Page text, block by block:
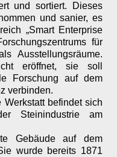
und sortiert. Dieses
und sanier, es
„Smart Enterprise
für
Ausstellungsräume.
eröffnet, sie soll
Forschung auf dem
verbinden.
Werkstatt befindet sich
Steinindustrie am
Gebäude auf dem
wurde bereits 1871